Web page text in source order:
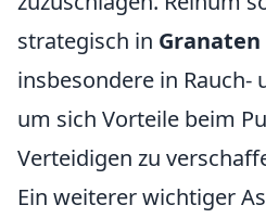
strategisch in Granaten
insbesondere in Rauch-
um sich Vorteile beim
Verteidigen zu
Ein weiterer wichtiger